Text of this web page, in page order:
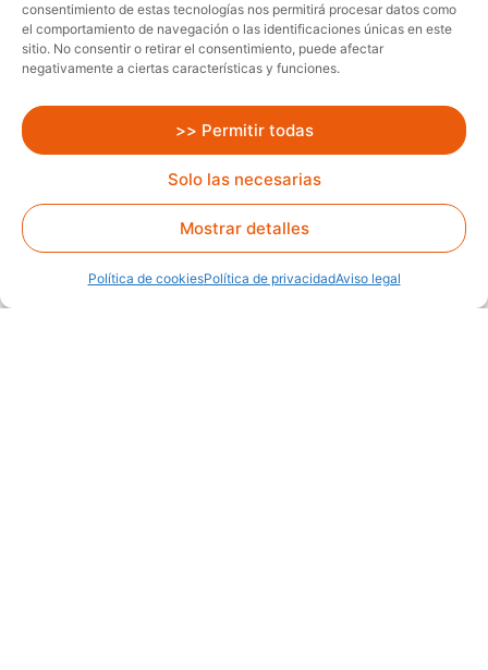
consentimiento de estas tecnologías nos permitirá procesar datos como
el comportamiento de navegación o las identificaciones únicas en este
sitio. No consentir o retirar el consentimiento, puede afectar
negativamente a ciertas características y funciones.
>> Permitir todas
Solo las necesarias
Mostrar detalles
Política de cookiesPolítica de privacidadAviso legal